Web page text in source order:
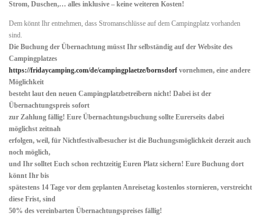
Strom, Duschen,… alles inklusive – keine weiteren Kosten!
Dem könnt Ihr entnehmen, dass Stromanschlüsse auf dem Campingplatz vorhanden
sind.
Die Buchung der Übernachtung müsst Ihr selbständig auf der Website des
Campingplatzes
https://fridaycamping.com/de/campingplaetze/bornsdorf vornehmen, eine andere
Möglichkeit
besteht laut den neuen Campingplatzbetreibern nicht! Dabei ist der
Übernachtungspreis sofort
zur Zahlung fällig! Eure Übernachtungsbuchung sollte Eurerseits dabei
möglichst zeitnah
erfolgen, weil, für Nichtfestivalbesucher ist die Buchungsmöglichkeit derzeit auch
noch möglich,
und Ihr solltet Euch schon rechtzeitig Euren Platz sichern! Eure Buchung dort
könnt Ihr bis
spätestens 14 Tage vor dem geplanten Anreisetag kostenlos stornieren, verstreicht
diese Frist, sind
50% des vereinbarten Übernachtungspreises fällig!